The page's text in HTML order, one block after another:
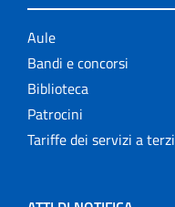
Aule
Bandi e concorsi
Biblioteca
Patrocini
Tariffe dei servizi a terzi